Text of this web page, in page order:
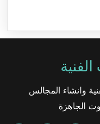
وانشاء المجالس
الجاهزة